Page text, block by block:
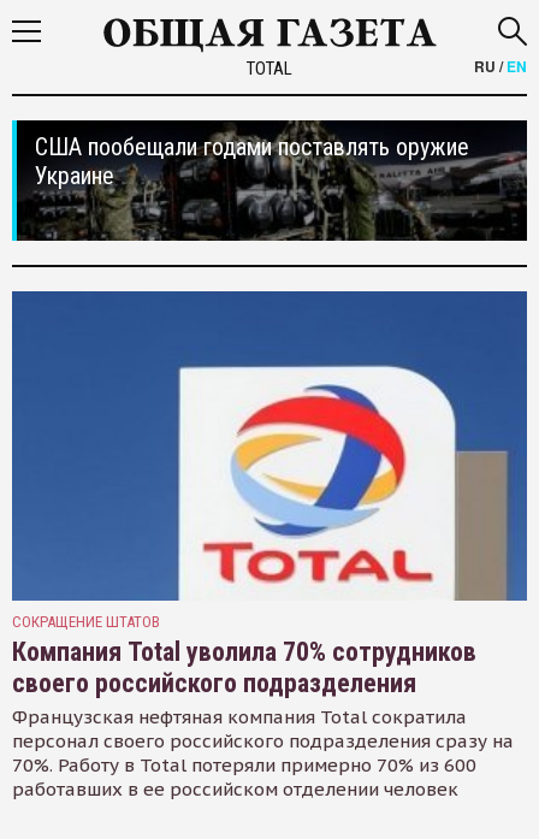
TOTAL RU /EN
США пообещали годами поставлять оружие
Украине
СОКРАЩЕНИЕ ШТАТОВ
Компания Total уволила 70% сотрудников
своего российского подразделения
Французская нефтяная компания Total сократила
персонал своего российского подразделения сразу на
70%. Работу в Total потеряли примерно 70% из 600
работавших в ее российском отделении человек